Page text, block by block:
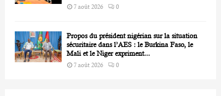
7 août 2026 0
Propos du président nigérian sur la situation
sécuritaire dans l’AES : le Burkina Faso, le
Mali et le Niger expriment...
7 août 2026 0